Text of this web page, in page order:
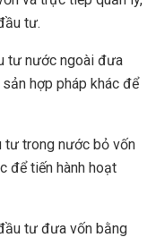
tư.
tư nước ngoài đưa
hợp pháp khác để
tư trong nước bỏ vốn
để tiến hành hoạt
tư đưa vốn bằng